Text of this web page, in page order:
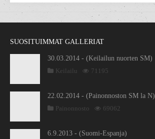
SUOSITUIMMAT GALLERIAT
30.03.2014 - (Keilailun nuorten SM)
Keilailu
71195
22.02.2014 - (Painonnoston SM la N)
Painonnosto
69062
6.9.2013 - (Suomi-Espanja)